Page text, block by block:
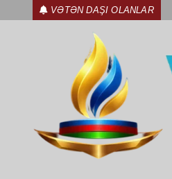
to
VƏTƏN DAŞI OLANLAR